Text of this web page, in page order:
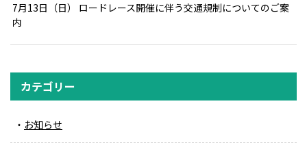
7月13日（日） ロードレース開催に伴う交通規制についてのご案
内
カテゴリー
お知らせ